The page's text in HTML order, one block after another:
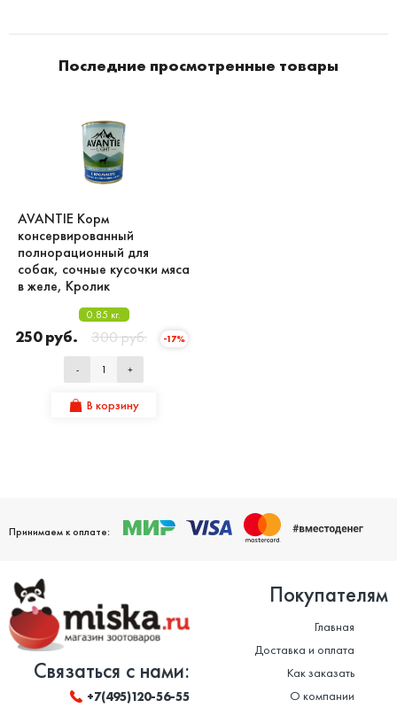
Последние просмотренные товары
AVANTIE Корм
консервированный
полнорационный для
собак, сочные кусочки мяса
в желе, Кролик
0.85 кг.
250 руб. 300 руб. -17%
- +
В корзину
Принимаем к оплате:
Связаться с нами:
+7(495)120-56-55
Покупателям
Главная
Доставка и оплата
Как заказать
О компании